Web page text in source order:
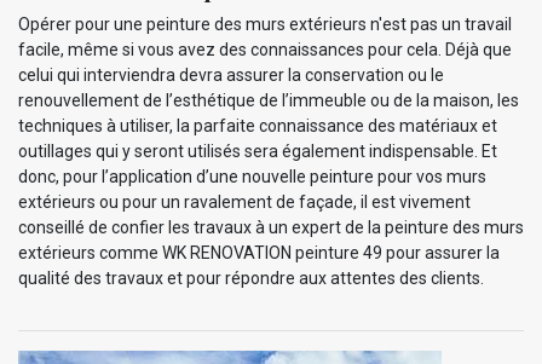
Opérer pour une peinture des murs extérieurs n'est pas un travail
facile, même si vous avez des connaissances pour cela. Déjà que
celui qui interviendra devra assurer la conservation ou le
renouvellement de l’esthétique de l’immeuble ou de la maison, les
techniques à utiliser, la parfaite connaissance des matériaux et
outillages qui y seront utilisés sera également indispensable. Et
donc, pour l’application d’une nouvelle peinture pour vos murs
extérieurs ou pour un ravalement de façade, il est vivement
conseillé de confier les travaux à un expert de la peinture des murs
extérieurs comme WK RENOVATION peinture 49 pour assurer la
qualité des travaux et pour répondre aux attentes des clients.